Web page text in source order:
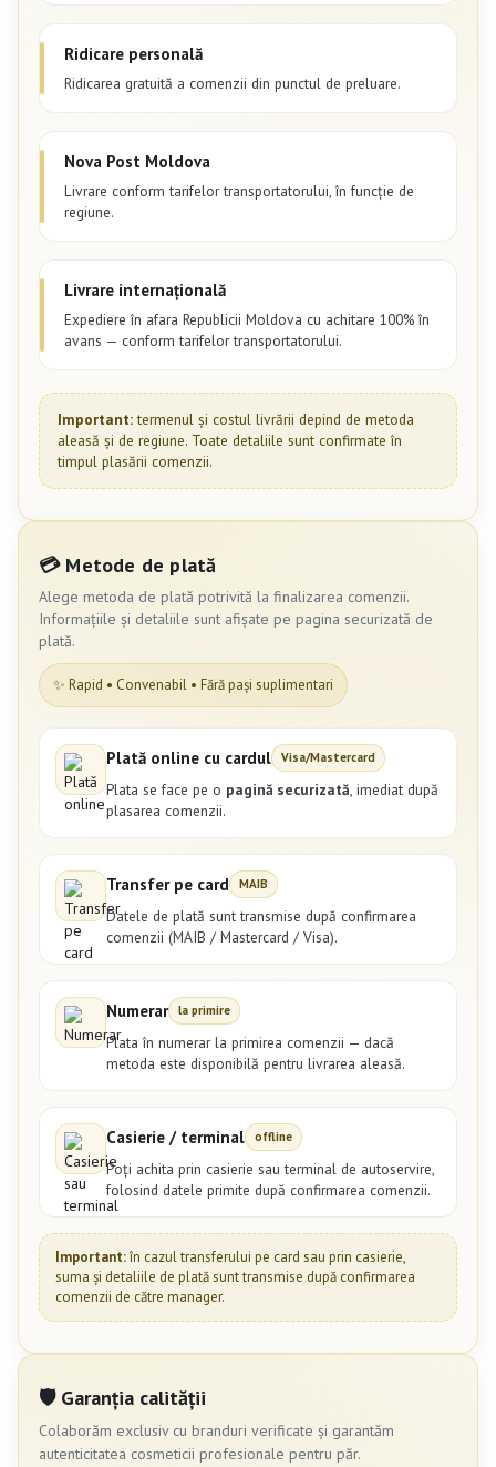
Ridicare personală
Ridicarea gratuită a comenzii din punctul de preluare.
Nova Post Moldova
Livrare conform tarifelor transportatorului, în funcție de
regiune.
Livrare internațională
Expediere în afara Republicii Moldova cu achitare 100% în
avans — conform tarifelor transportatorului.
Important:termenul și costul livrării depind de metoda
aleasă și de regiune. Toate detaliile sunt confirmate în
timpul plasării comenzii.
💳 Metode de plată
Alege metoda de plată potrivită la finalizarea comenzii.
Informațiile și detaliile sunt afișate pe pagina securizată de
plată.
✨ Rapid • Convenabil • Fără pași suplimentari
Plată online cu cardul Visa/Mastercard
Plata se face pe o pagină securizată, imediat după
plasarea comenzii.
Transfer pe card MAIB
Datele de plată sunt transmise după confirmarea
comenzii (MAIB / Mastercard / Visa).
Numerar la primire
Plata în numerar la primirea comenzii — dacă
metoda este disponibilă pentru livrarea aleasă.
Casierie / terminal offline
Poți achita prin casierie sau terminal de autoservire,
folosind datele primite după confirmarea comenzii.
Important:în cazul transferului pe card sau prin casierie,
suma și detaliile de plată sunt transmise după confirmarea
comenzii de către manager.
🛡 Garanția calității
Colaborăm exclusiv cu branduri verificate și garantăm
autenticitatea cosmeticii profesionale pentru păr.